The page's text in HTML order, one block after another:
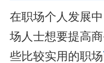
在职场个人发展
场人士想要提高
些比较实用的职场